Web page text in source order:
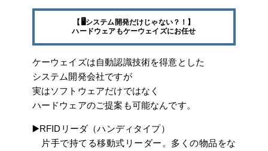
【🖥️システム開発だけじゃない？！】
ハードウェアもケーウェイズにお任せ
ケーウェイズは自動認識技術を得意とした
システム開発会社ですが
実はソフトウェアだけではなく
ハードウェアのご提案も可能なんです。
▶️RFIDリーダ（ハンディタイプ）
片手で持てる移動式リーダー。多くの物品をな